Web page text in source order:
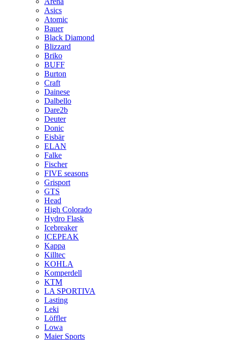
Asics
Atomic
Bauer
Black Diamond
Blizzard
Briko
BUFF
Burton
Craft
Dainese
Dalbello
Dare2b
Deuter
Donic
Eisbär
ELAN
Falke
Fischer
FIVE seasons
Grisport
GTS
Head
High Colorado
Hydro Flask
Icebreaker
ICEPEAK
Kappa
Killtec
KOHLA
Komperdell
KTM
LA SPORTIVA
Lasting
Leki
Löffler
Lowa
Maier Sports